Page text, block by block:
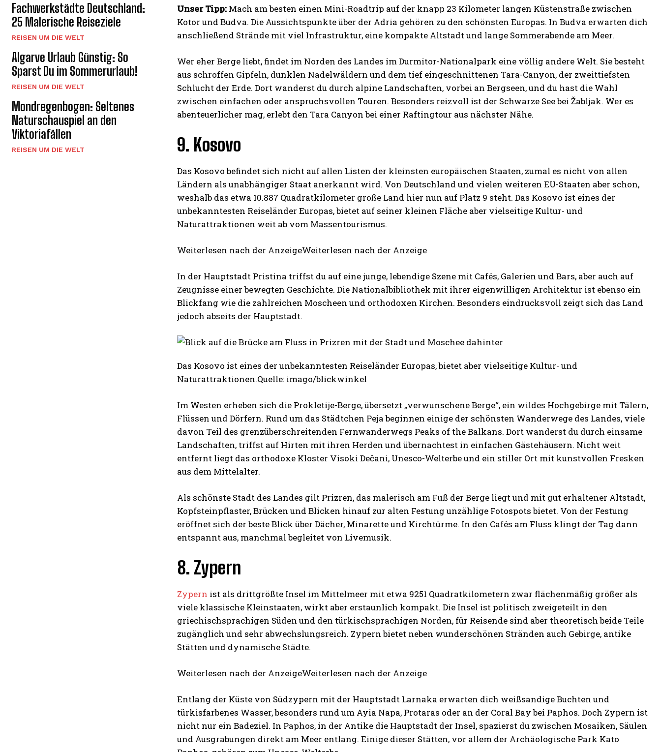
Fachwerkstädte Deutschland:
25 Malerische Reiseziele
REISEN UM DIE WELT
Algarve Urlaub Günstig: So
Sparst Du im Sommerurlaub!
REISEN UM DIE WELT
Mondregenbogen: Seltenes
Naturschauspiel an den
Viktoriafällen
REISEN UM DIE WELT
Unser Tipp: Mach am besten einen Mini-Roadtrip auf der knapp 23 Kilometer langen Küstenstraße zwischen
Kotor und Budva. Die Aussichtspunkte über der Adria gehören zu den schönsten Europas. In Budva erwarten dich
anschließend Strände mit viel Infrastruktur, eine kompakte Altstadt und lange Sommerabende am Meer.
Wer eher Berge liebt, findet im Norden des Landes im Durmitor-Nationalpark eine völlig andere Welt. Sie besteht
aus schroffen Gipfeln, dunklen Nadelwäldern und dem tief eingeschnittenen Tara-Canyon, der zweittiefsten
Schlucht der Erde. Dort wanderst du durch alpine Landschaften, vorbei an Bergseen, und du hast die Wahl
zwischen einfachen oder anspruchsvollen Touren. Besonders reizvoll ist der Schwarze See bei Žabljak. Wer es
abenteuerlicher mag, erlebt den Tara Canyon bei einer Raftingtour aus nächster Nähe.
9. Kosovo
Das Kosovo befindet sich nicht auf allen Listen der kleinsten europäischen Staaten, zumal es nicht von allen
Ländern als unabhängiger Staat anerkannt wird. Von Deutschland und vielen weiteren EU-Staaten aber schon,
weshalb das etwa 10.887 Quadratkilometer große Land hier nun auf Platz 9 steht. Das Kosovo ist eines der
unbekanntesten Reiseländer Europas, bietet auf seiner kleinen Fläche aber vielseitige Kultur- und
Naturattraktionen weit ab vom Massentourismus.
Weiterlesen nach der AnzeigeWeiterlesen nach der Anzeige
In der Hauptstadt Pristina triffst du auf eine junge, lebendige Szene mit Cafés, Galerien und Bars, aber auch auf
Zeugnisse einer bewegten Geschichte. Die Nationalbibliothek mit ihrer eigenwilligen Architektur ist ebenso ein
Blickfang wie die zahlreichen Moscheen und orthodoxen Kirchen. Besonders eindrucksvoll zeigt sich das Land
jedoch abseits der Hauptstadt.
Das Kosovo ist eines der unbekanntesten Reiseländer Europas, bietet aber vielseitige Kultur- und
Naturattraktionen.Quelle: imago/blickwinkel
Im Westen erheben sich die Prokletije-Berge, übersetzt „verwunschene Berge“, ein wildes Hochgebirge mit Tälern,
Flüssen und Dörfern. Rund um das Städtchen Peja beginnen einige der schönsten Wanderwege des Landes, viele
davon Teil des grenzüberschreitenden Fernwanderwegs Peaks of the Balkans. Dort wanderst du durch einsame
Landschaften, triffst auf Hirten mit ihren Herden und übernachtest in einfachen Gästehäusern. Nicht weit
entfernt liegt das orthodoxe Kloster Visoki Dečani, Unesco-Welterbe und ein stiller Ort mit kunstvollen Fresken
aus dem Mittelalter.
Als schönste Stadt des Landes gilt Prizren, das malerisch am Fuß der Berge liegt und mit gut erhaltener Altstadt,
Kopfsteinpflaster, Brücken und Blicken hinauf zur alten Festung unzählige Fotospots bietet. Von der Festung
eröffnet sich der beste Blick über Dächer, Minarette und Kirchtürme. In den Cafés am Fluss klingt der Tag dann
entspannt aus, manchmal begleitet von Livemusik.
8. Zypern
Zypern ist als drittgrößte Insel im Mittelmeer mit etwa 9251 Quadratkilometern zwar flächenmäßig größer als
viele klassische Kleinstaaten, wirkt aber erstaunlich kompakt. Die Insel ist politisch zweigeteilt in den
griechischsprachigen Süden und den türkischsprachigen Norden, für Reisende sind aber theoretisch beide Teile
zugänglich und sehr abwechslungsreich. Zypern bietet neben wunderschönen Stränden auch Gebirge, antike
Stätten und dynamische Städte.
Weiterlesen nach der AnzeigeWeiterlesen nach der Anzeige
Entlang der Küste von Südzypern mit der Hauptstadt Larnaka erwarten dich weißsandige Buchten und
türkisfarbenes Wasser, besonders rund um Ayia Napa, Protaras oder an der Coral Bay bei Paphos. Doch Zypern ist
nicht nur ein Badeziel. In Paphos, in der Antike die Hauptstadt der Insel, spazierst du zwischen Mosaiken, Säulen
und Ausgrabungen direkt am Meer entlang. Einige dieser Stätten, vor allem der Archäologische Park Kato